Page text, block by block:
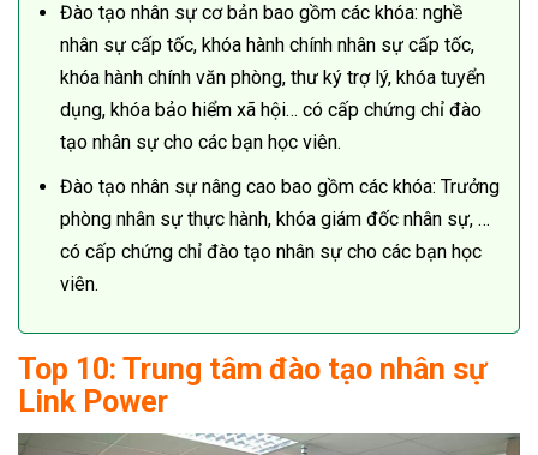
Đào tạo nhân sự cơ bản bao gồm các khóa: nghề
nhân sự cấp tốc, khóa hành chính nhân sự cấp tốc,
khóa hành chính văn phòng, thư ký trợ lý, khóa tuyển
dụng, khóa bảo hiểm xã hội… có cấp chứng chỉ đào
tạo nhân sự cho các bạn học viên.
Đào tạo nhân sự nâng cao bao gồm các khóa: Trưởng
phòng nhân sự thực hành, khóa giám đốc nhân sự, …
có cấp chứng chỉ đào tạo nhân sự cho các bạn học
viên.
Top 10: Trung tâm đào tạo nhân sự
Link Power